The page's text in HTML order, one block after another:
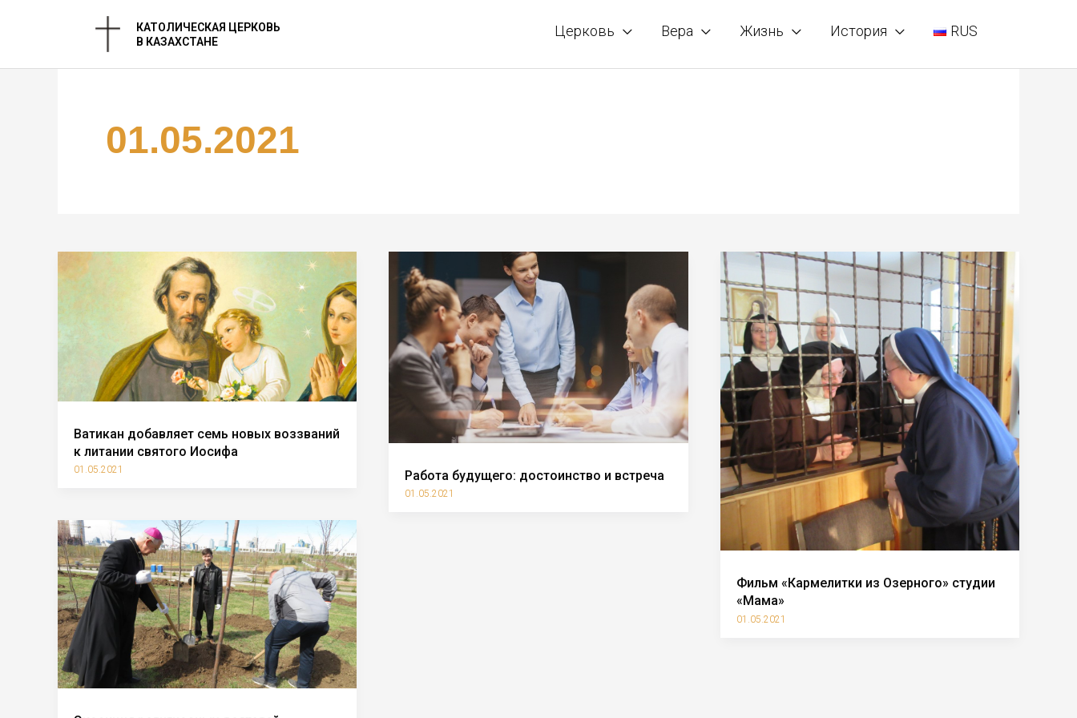
содержимому
КАТОЛИЧЕСКАЯ ЦЕРКОВЬ
В КАЗАХСТАНЕ
Церковь Вера Жизнь История RUS
01.05.2021
Ватикан добавляет семь новых воззваний
к литании святого Иосифа
01.05.2021 Работа будущего: достоинство и встреча
01.05.2021
Фильм «Кармелитки из Озерного» студии
«Мама»
01.05.2021